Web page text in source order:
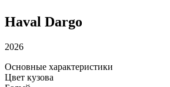
Haval Dargo
2026
Основные характеристики
Цвет кузова